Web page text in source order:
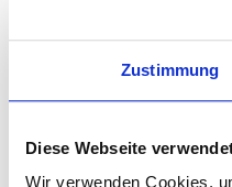
Zustimmung
Diese Webseite
Wir verwenden Cookies,